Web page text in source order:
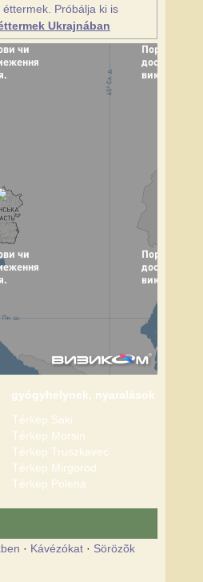
Próbálja ki is
Ukrajnában
gyógyhelynek, nyaralások
Térkép Saki
Térkép Morsin
Térkép Truszkavec
Térkép Mirgorod
Térkép Polena
· Kávézókat· Sörözõk